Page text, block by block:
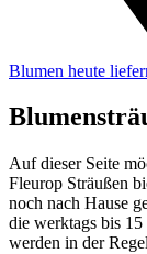
Blumen heute
Auf dieser Seite
Fleurop Sträußen
noch nach Hause
die werktags bis
werden in der